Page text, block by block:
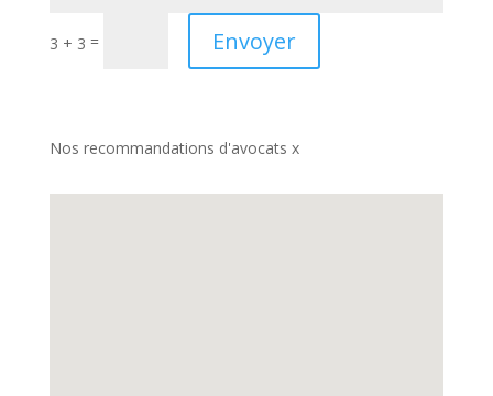
3 + 3 = Envoyer
Nos recommandations d'avocats x